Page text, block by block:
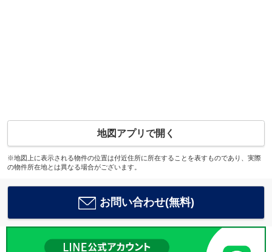
地図アプリで開く
※地図上に表示される物件の位置は付近住所に所在することを表すものであり、実際
の物件所在地とは異なる場合がございます。
お問い合わせ(無料)